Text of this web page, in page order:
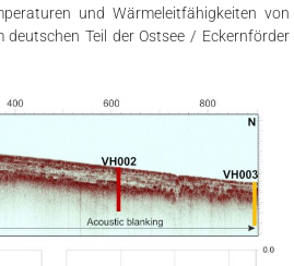
und Wärmeleitfähigkeiten von
deutschen Teil der Ostsee / Eckernförder